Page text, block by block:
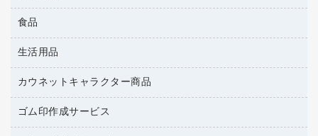
ＬＡＮケーブル
ＨＤＤ／ＳＳＤ
ディスプレイモニター
アウター
防災用品
防災用備蓄食品・飲料
台車・脚立
倉庫収納用品
作業用雑貨
緑茶飲料
茶葉・インスタント
紅茶・バラエティ飲料
レギュラーコーヒー
ミルク・シュガー
食品
食品
菓子
生活用品
浴室用品
台所用洗剤
掃除用品
カウネットキャラクター商品
カウネットキャラクター商品
ゴム印作成サービス